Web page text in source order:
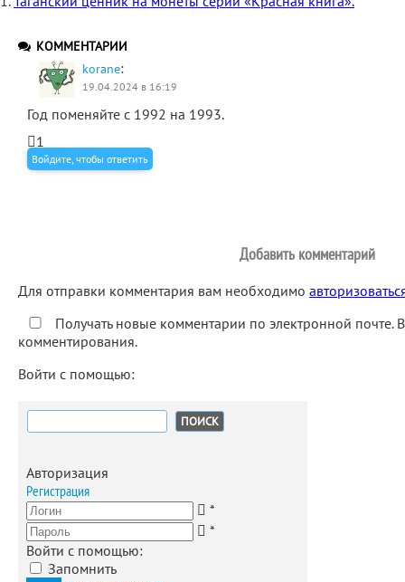
КОММЕНТАРИИ
korane:
19.04.2024 в 16:19
Год поменяйте с 1992 на 1993.
1
Войдите, чтобы ответить
Добавить комментарий
Для отправки комментария вам необходимо
Получать новые комментарии по электронной почте.
комментирования.
Войти с помощью:
Найти:
Авторизация
Регистрация
*
*
Войти с помощью:
Запомнить